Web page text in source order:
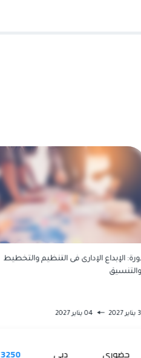
الإبداع الإدارى فى التنظيم والتخطيط
2027 04 يناير 2027
حضوري دبي 3250 $